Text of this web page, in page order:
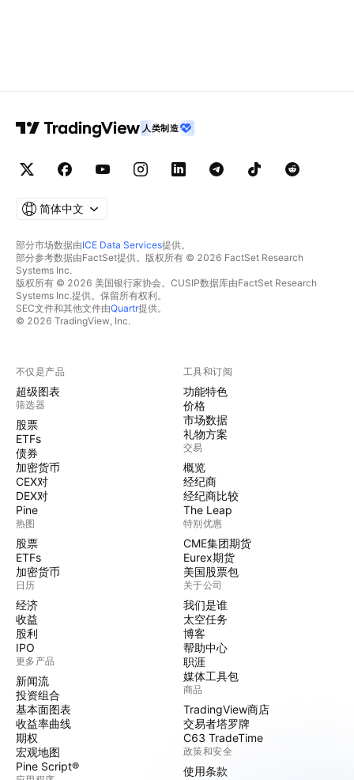
人类制造
简体中文
部分市场数据由ICE Data Services提供。
部分参考数据由FactSet提供。版权所有 © 2026 FactSet Research
Systems Inc.
版权所有 © 2026 美国银行家协会。CUSIP数据库由FactSet Research
Systems Inc.提供。保留所有权利。
SEC文件和其他文件由Quartr提供。
© 2026 TradingView, Inc.
不仅是产品
超级图表
筛选器
股票
ETFs
债券
加密货币
CEX对
DEX对
Pine
热图
股票
ETFs
加密货币
日历
经济
收益
股利
IPO
更多产品
新闻流
投资组合
基本面图表
收益率曲线
期权
宏观地图
Pine Script®
工具和订阅
功能特色
价格
市场数据
礼物方案
交易
概览
经纪商
经纪商比较
The Leap
特别优惠
CME集团期货
Eurex期货
美国股票包
关于公司
我们是谁
太空任务
博客
帮助中心
职涯
媒体工具包
商品
TradingView商店
交易者塔罗牌
C63 TradeTime
政策和安全
使用条款